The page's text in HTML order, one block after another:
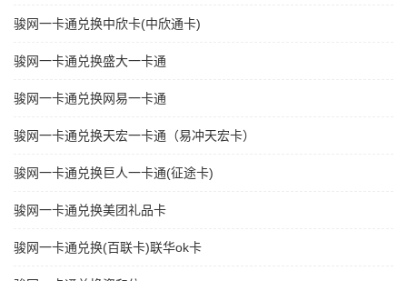
骏网一卡通兑换中欣卡(中欣通卡)
骏网一卡通兑换盛大一卡通
骏网一卡通兑换网易一卡通
骏网一卡通兑换天宏一卡通（易冲天宏卡）
骏网一卡通兑换巨人一卡通(征途卡)
骏网一卡通兑换美团礼品卡
骏网一卡通兑换(百联卡)联华ok卡